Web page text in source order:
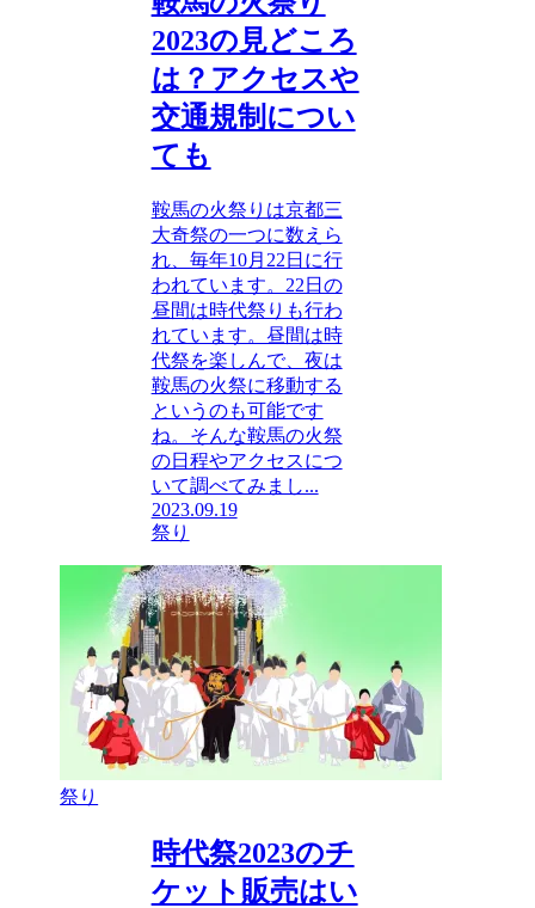
2023の見どころ
は？アクセスや
交通規制につい
ても
鞍馬の火祭りは京都三
大奇祭の一つに数えら
れ、毎年10月22日に行
われています。22日の
昼間は時代祭りも行わ
れています。昼間は時
代祭を楽しんで、夜は
鞍馬の火祭に移動する
というのも可能です
ね。そんな鞍馬の火祭
の日程やアクセスにつ
いて調べてみまし...
2023.09.19
祭り
祭り
時代祭2023のチ
ケット販売はい